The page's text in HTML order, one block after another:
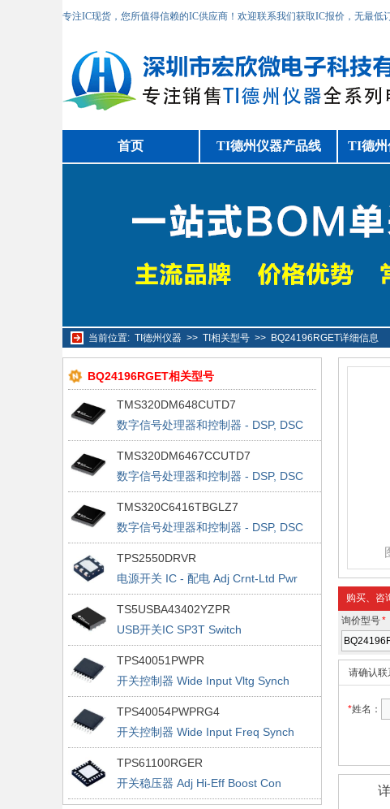
专注IC现货，您所值得信赖的IC供应商！欢迎联系我们获取IC报价，无最低
首页 TI德州仪器产品线 TI德州
当前位置: TI德州仪器 >> TI相关型号 >> BQ24196RGET详细信息
BQ24196RGET相关型号
TMS320DM648CUTD7
数字信号处理器和控制器 - DSP, DSC
Dig Media Proc
TMS320DM6467CCUTD7
数字信号处理器和控制器 - DSP, DSC
Dig Media SOC
TMS320C6416TBGLZ7
数字信号处理器和控制器 - DSP, DSC
Fixed-Point DSP
TPS2550DRVR
电源开关 IC - 配电 Adj Crnt-Ltd Pwr
Dist Sw
TS5USBA43402YZPR
USB开关IC SP3T Switch
TPS40051PWPR
开关控制器 Wide Input Vltg Synch
Buck Cntrlr
TPS40054PWPRG4
开关控制器 Wide Input Freq Synch
Buck Cntrlr
TPS61100RGER
开关稳压器 Adj Hi-Eff Boost Con
购买、咨
询价型号*
请确认联
*姓名：